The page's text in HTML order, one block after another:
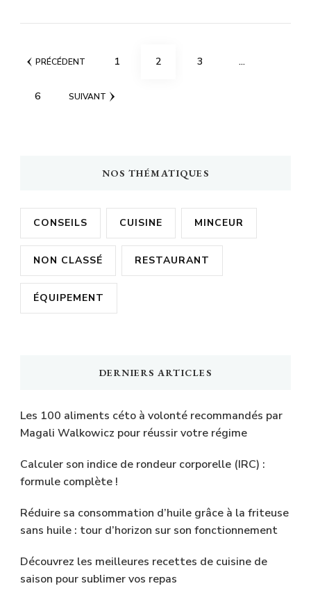
Pagination
publications
PRÉCÉDENT PAGE
1 PAGE
2 PAGE
3 …
PAGE
6 SUIVANT
NOS THÉMATIQUES
CONSEILS CUISINE MINCEUR
NON CLASSÉ RESTAURANT
ÉQUIPEMENT
DERNIERS ARTICLES
Les 100 aliments céto à volonté recommandés par
Magali Walkowicz pour réussir votre régime
Calculer son indice de rondeur corporelle (IRC) :
formule complète !
Réduire sa consommation d’huile grâce à la friteuse
sans huile : tour d’horizon sur son fonctionnement
Découvrez les meilleures recettes de cuisine de
saison pour sublimer vos repas